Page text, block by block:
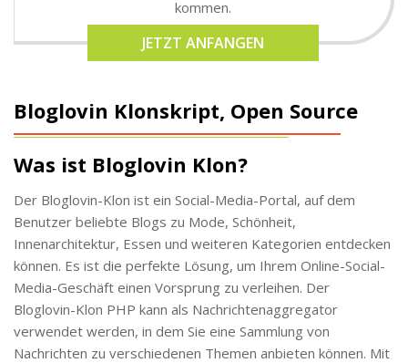
kommen.
JETZT ANFANGEN
Bloglovin Klonskript, Open Source
Was ist Bloglovin Klon?
Der Bloglovin-Klon ist ein Social-Media-Portal, auf dem
Benutzer beliebte Blogs zu Mode, Schönheit,
Innenarchitektur, Essen und weiteren Kategorien entdecken
können. Es ist die perfekte Lösung, um Ihrem Online-Social-
Media-Geschäft einen Vorsprung zu verleihen. Der
Bloglovin-Klon PHP kann als Nachrichtenaggregator
verwendet werden, in dem Sie eine Sammlung von
Nachrichten zu verschiedenen Themen anbieten können. Mit